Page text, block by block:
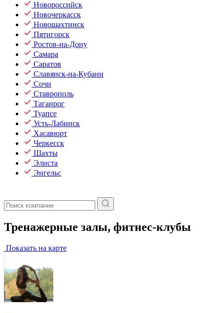
Новороссийск
Новочеркасск
Новошахтинск
Пятигорск
Ростов-на-Дону
Самара
Саратов
Славянск-на-Кубани
Сочи
Ставрополь
Таганрог
Туапсе
Усть-Лабинск
Хасавюрт
Черкесск
Шахты
Элиста
Энгельс
Тренажерные залы, фитнес-клубы
Показать на карте